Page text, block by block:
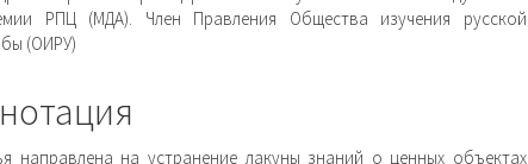
РПЦ (МДА). Член Правления Общества изучения русской
(ОИРУ)
направлена на устранение лакуны знаний о ценных объектах